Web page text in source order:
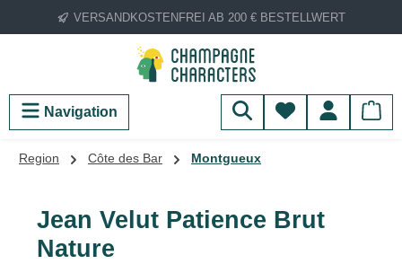
Zum Hauptinhalt springen
VERSANDKOSTENFREI AB 200 € BESTELLWERT
Navigation Du hast 0
Region Côte des Bar Montgueux
Jean Velut Patience Brut
Nature